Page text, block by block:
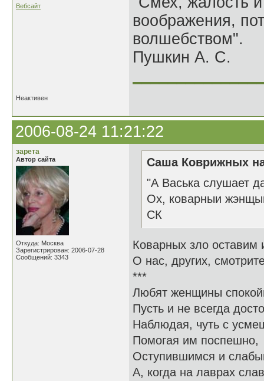
Вебсайт
воображения,
волшебством".
Пушкин А. С.
Неактивен
2006-08-24 11:21:22
зарета
Автор сайта
Откуда: Москва
Зарегистрирован: 2006-07-28
Сообщений: 3343
Саша Коврижных
"А Васька слушает
Ох, коварныи
СК
Коварных зло оставим
О нас, других,
***
Любят женщины
Пусть и не всегда
Наблюдая, чуть с
Помогая им поспешно,
Оступившимся и
А, когда на лаврах